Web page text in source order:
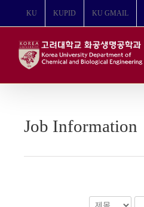
뛰
KU KUPID KU GMAIL
Job Information